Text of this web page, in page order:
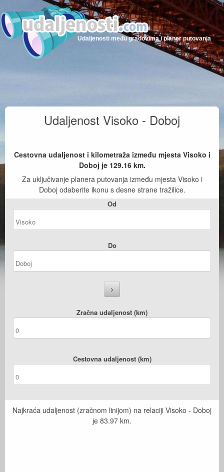
Udaljenosti među gradovima i planer putovanja
Udaljenost Visoko - Doboj
Cestovna udaljenost i kilometraža između mjesta Visoko i
Doboj je 129.16km.
Za uključivanje planera putovanja između mjesta Visoko i
Doboj odaberite ikonu s desne strane tražilice.
Od
Do
Zračna udaljenost (km)
Cestovna udaljenost (km)
Najkraća udaljenost (zračnom linijom) na relaciji Visoko - Doboj
je 83.97 km.